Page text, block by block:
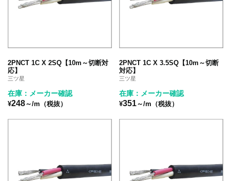
2PNCT 1C X 2SQ【10m～切断対
応】
三ツ星
在庫：メーカー確認
¥248～/m（税抜）
2PNCT 1C X 3.5SQ【10m～切断
対応】
三ツ星
在庫：メーカー確認
¥351～/m（税抜）